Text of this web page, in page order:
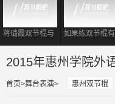
蒋璐霞双节棍与
一龙同台相遇
如果练双节棍有
段位
2015年惠州学院外
首页 舞台表演 惠州双节棍